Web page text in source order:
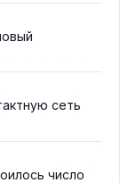
сеть
число